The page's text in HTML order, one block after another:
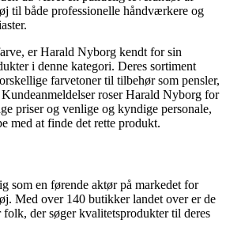
til både professionelle håndværkere og
er Harald Nyborg kendt for sin
i denne kategori. Deres sortiment
farvetoner til tilbehør som pensler,
roser Harald Nyborg for
priser og venlige og kyndige personale,
med at finde det rette produkt.
som en førende aktør på markedet for
Med over 140 butikker landet over er de
der søger kvalitetsprodukter til deres